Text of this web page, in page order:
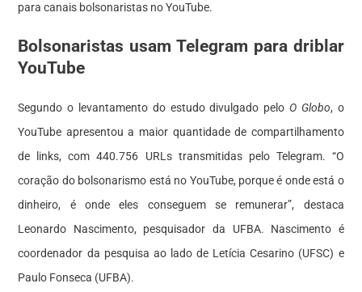
para canais bolsonaristas no YouTube.
Bolsonaristas usam Telegram para driblar
YouTube
Segundo o levantamento do estudo divulgado pelo O Globo, o
YouTube apresentou a maior quantidade de compartilhamento
de links, com 440.756 URLs transmitidas pelo Telegram. “O
coração do bolsonarismo está no YouTube, porque é onde está o
dinheiro, é onde eles conseguem se remunerar”, destaca
Leonardo Nascimento, pesquisador da UFBA. Nascimento é
coordenador da pesquisa ao lado de Letícia Cesarino (UFSC) e
Paulo Fonseca (UFBA).